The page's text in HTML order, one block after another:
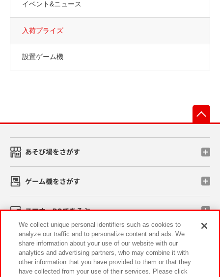
イベント&ニュース
入荷プライズ
設置ゲーム機
あそび場をさがす
ゲーム機をさがす
スマホ・PCであそぶ
イベント・キャンペーン
We collect unique personal identifiers such as cookies to
analyze our traffic and to personalize content and ads. We
share information about your use of our website with our
analytics and advertising partners, who may combine it with
other information that you have provided to them or that they
have collected from your use of their services. Please click